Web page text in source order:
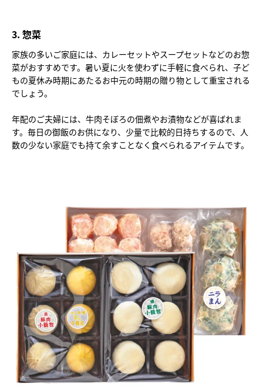
3. 惣菜
家族の多いご家庭には、カレーセットやスープセットなどのお惣
菜がおすすめです。暑い夏に火を使わずに手軽に食べられ、子ど
もの夏休み時期にあたるお中元の時期の贈り物として重宝される
でしょう。
年配のご夫婦には、牛肉そぼろの佃煮やお漬物などが喜ばれま
す。毎日の御飯のお供になり、少量で比較的日持ちするので、人
数の少ない家庭でも持て余すことなく食べられるアイテムです。